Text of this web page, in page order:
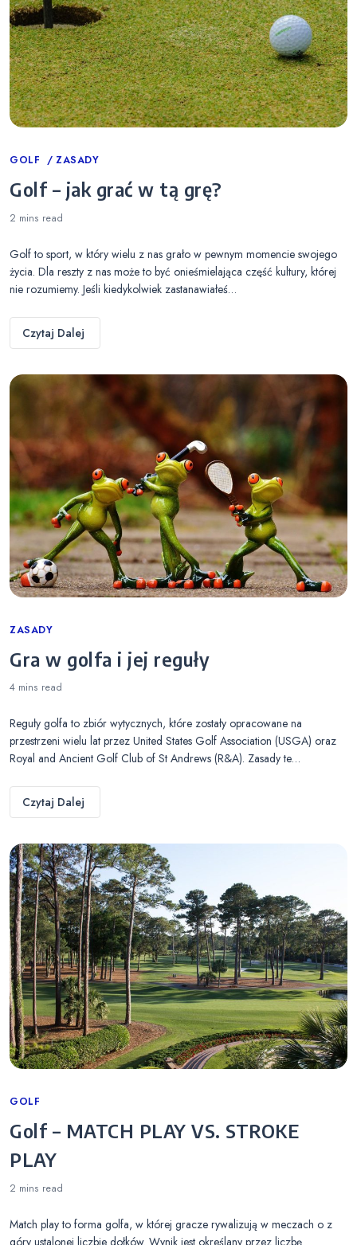
Categories
GOLF ZASADY
Golf – jak grać w tą grę?
2 mins read
Golf to sport, w który wielu z nas grało w pewnym momencie swojego
życia. Dla reszty z nas może to być onieśmielająca część kultury, której
nie rozumiemy. Jeśli kiedykolwiek zastanawiałeś…
Czytaj Dalej
Categories
ZASADY
Gra w golfa i jej reguły
4 mins read
Reguły golfa to zbiór wytycznych, które zostały opracowane na
przestrzeni wielu lat przez United States Golf Association (USGA) oraz
Royal and Ancient Golf Club of St Andrews (R&A). Zasady te…
Czytaj Dalej
Categories
GOLF
Golf – MATCH PLAY VS. STROKE
PLAY
2 mins read
Match play to forma golfa, w której gracze rywalizują w meczach o z
góry ustalonej liczbie dołków. Wynik jest określany przez liczbę